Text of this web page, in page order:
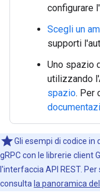
configurare
Scegli un
supporti
Uno spazio
utilizzando
spazio. Per
Gli esempi di codice
gRPC con le librerie client
l'interfaccia API REST.
consulta la panoramica